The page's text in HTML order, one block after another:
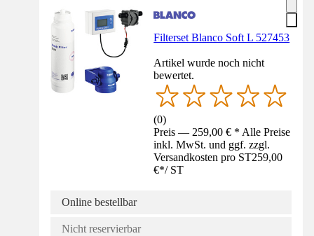
Filterset Blanco Soft L 527453
Artikel wurde noch nicht
bewertet.
(0)
Preis — 259,00 € * Alle Preise
inkl. MwSt. und ggf. zzgl.
Versandkosten pro ST259,00
€*/ ST
Online bestellbar
Nicht reservierbar